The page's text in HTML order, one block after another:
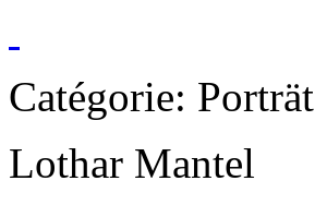
Catégorie: Porträt
Lothar Mantel